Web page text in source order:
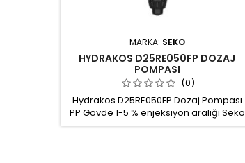
MARKA: SEKO
HYDRAKOS D25RE050FP DOZAJ
POMPASI
(0)
Hydrakos D25RE050FP Dozaj Pompası
PP Gövde 1-5 % enjeksiyon aralığı Seko
WPD Water Driven Pump su tahrikli